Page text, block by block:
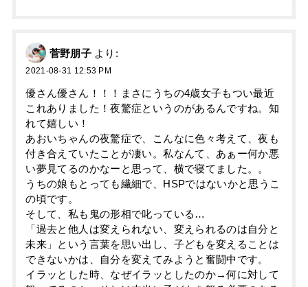
菅野朋子 より:
2021-08-31 12:53 PM
優さん優さん！！！まさにうちの4歳女子もつい最近
これありました！夜驚症というのがあるんですね。知
れて嬉しい！
あおいちゃんの夜驚症で、こんなに色々考えて、夜も
付き合えていたことが凄い。私なんて、あぁー何か悪
い夢見てるのかなーと思って、横で寝てました。。
うちの娘もとっても繊細で、HSPではないかと思うこ
の頃です。
そして、私も鬼の形相で叱っている…
「過去と他人は変えられない、変えられるのは自分と
未来」という言葉を思い出し、子どもを変えることは
できないかは、自分を変えてみようと奮闘中です。
イラッとした時、なぜイラッとしたのか→何に対して